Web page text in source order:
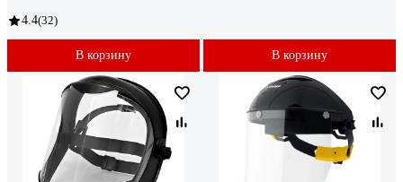
4.4(32)
В корзину В корзину